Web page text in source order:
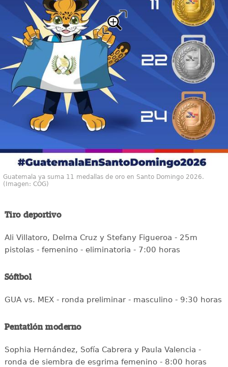
Guatemala ya suma 11 medallas de oro en Santo Domingo 2026.
(Imagen: COG)
Tiro deportivo
Ali Villatoro, Delma Cruz y Stefany Figueroa - 25m
pistolas - femenino - eliminatoria - 7:00 horas
Sóftbol
GUA vs. MEX - ronda preliminar - masculino - 9:30 horas
Pentatlón moderno
Sophia Hernández, Sofía Cabrera y Paula Valencia -
ronda de siembra de esgrima femenino - 8:00 horas